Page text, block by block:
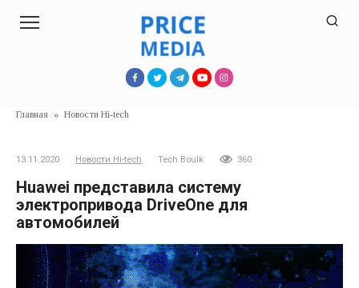
Главная » Новости Hi-tech
13.11.2020 Новости Hi-tech Tech Boulk 360
Huawei представила систему
электропривода DriveOne для
автомобилей